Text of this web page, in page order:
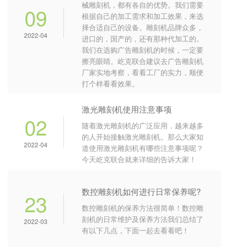
09
2022-04
械雕刻机，都有各自的优势。我们需要
根据自己的加工需求和加工效果，来选
择合适自己的设备。雕刻机品牌众多，
进口的，国产的，还有那种代加工的。
我们在选购广告雕刻机的时候，一定要
擦亮眼睛。屹克联合建议去广告雕刻机
厂家实地考察，看看工厂的实力，顺便
打个样看看效果。
02
2022-04
激光雕刻机使用注意事项
随着激光雕刻机的广泛应用，越来越多
的人开始接触激光雕刻机。那么大家知
道使用激光雕刻机有哪些注意事项呢？
今天屹克联合就来详细的告诉大家！
23
2022-03
数控雕刻机如何进行日常保养呢?
数控雕刻机的保养方法很简单！数控雕
刻机的日常维护及保养方法我们总结了
有以下几点，下面一起去看看吧！